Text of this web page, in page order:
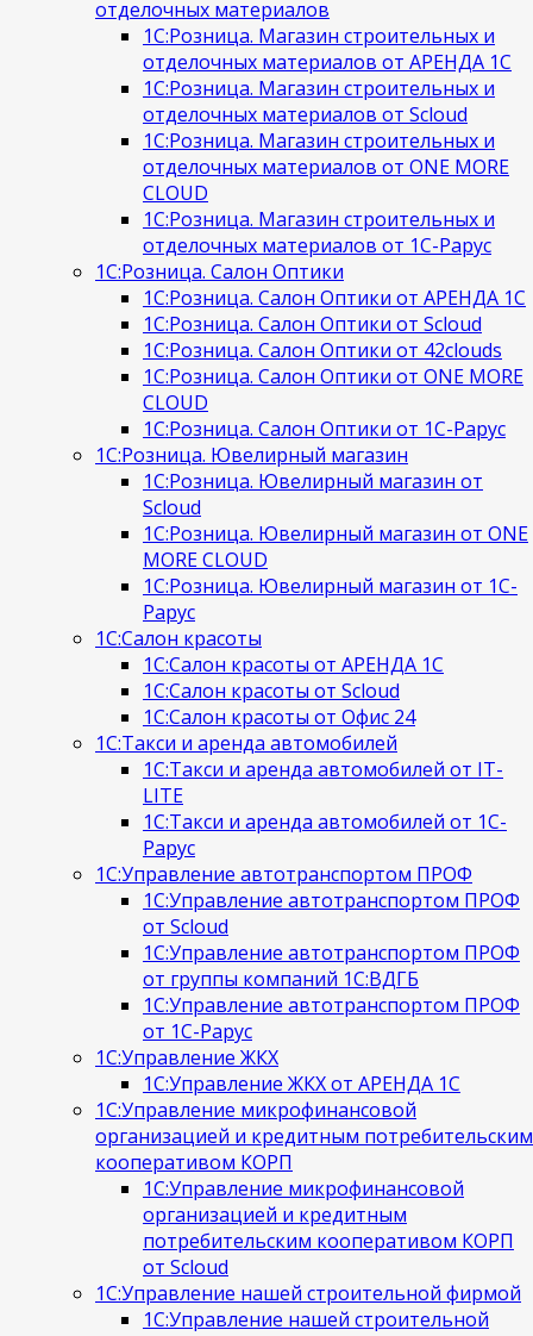
отделочных материалов
1С:Розница. Магазин строительных и
отделочных материалов от АРЕНДА 1С
1С:Розница. Магазин строительных и
отделочных материалов от Scloud
1С:Розница. Магазин строительных и
отделочных материалов от ONE MORE
CLOUD
1С:Розница. Магазин строительных и
отделочных материалов от 1С-Рарус
1С:Розница. Салон Оптики
1С:Розница. Салон Оптики от АРЕНДА 1С
1С:Розница. Салон Оптики от Scloud
1С:Розница. Салон Оптики от 42clouds
1С:Розница. Салон Оптики от ONE MORE
CLOUD
1С:Розница. Салон Оптики от 1С-Рарус
1С:Розница. Ювелирный магазин
1С:Розница. Ювелирный магазин от
Scloud
1С:Розница. Ювелирный магазин от ONE
MORE CLOUD
1С:Розница. Ювелирный магазин от 1С-
Рарус
1С:Салон красоты
1С:Салон красоты от АРЕНДА 1С
1С:Салон красоты от Scloud
1С:Салон красоты от Офис 24
1С:Такси и аренда автомобилей
1С:Такси и аренда автомобилей от IT-
LITE
1С:Такси и аренда автомобилей от 1С-
Рарус
1С:Управление автотранспортом ПРОФ
1С:Управление автотранспортом ПРОФ
от Scloud
1С:Управление автотранспортом ПРОФ
от группы компаний 1С:ВДГБ
1С:Управление автотранспортом ПРОФ
от 1С-Рарус
1С:Управление ЖКХ
1С:Управление ЖКХ от АРЕНДА 1С
1С:Управление микрофинансовой
организацией и кредитным потребительским
кооперативом КОРП
1С:Управление микрофинансовой
организацией и кредитным
потребительским кооперативом КОРП
от Scloud
1С:Управление нашей строительной фирмой
1С:Управление нашей строительной